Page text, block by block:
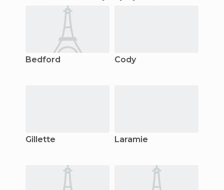
Bedford Cody
Gillette Laramie